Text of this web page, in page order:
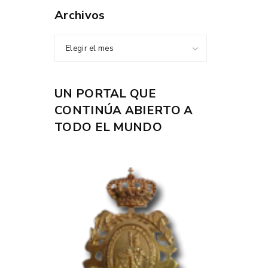
Archivos
Elegir el mes
UN PORTAL QUE
CONTINÚA ABIERTO A
TODO EL MUNDO